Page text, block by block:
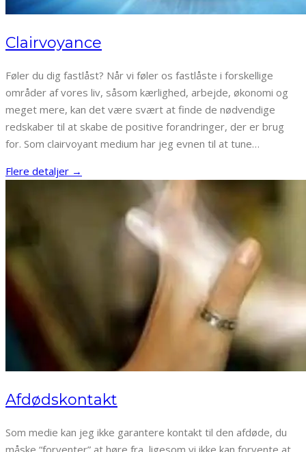
Clairvoyance
Føler du dig fastlåst? Når vi føler os fastlåste i forskellige
områder af vores liv, såsom kærlighed, arbejde, økonomi og
meget mere, kan det være svært at finde de nødvendige
redskaber til at skabe de positive forandringer, der er brug
for. Som clairvoyant medium har jeg evnen til at tune…
Flere detaljer →
Afdødskontakt
Som medie kan jeg ikke garantere kontakt til den afdøde, du
måske “forventer” at høre fra, ligesom vi ikke kan forvente at